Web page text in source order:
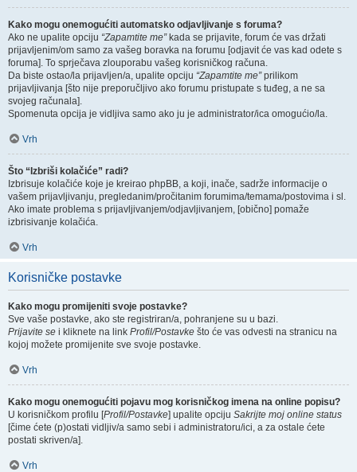
Kako mogu onemogućiti automatsko odjavljivanje s foruma?
Ako ne upalite opciju “Zapamtite me”kada se prijavite, forum će vas držati
prijavljenim/om samo za vašeg boravka na forumu [odjavit će vas kad odete s
foruma]. To sprječava zlouporabu vašeg korisničkog računa.
Da biste ostao/la prijavljen/a, upalite opciju “Zapamtite me”prilikom
prijavljivanja [što nije preporučljivo ako forumu pristupate s tuđeg, a ne sa
svojeg računala].
Spomenuta opcija je vidljiva samo ako ju je administrator/ica omogućio/la.
Vrh
Što “Izbriši kolačiće” radi?
Izbrisuje kolačiće koje je kreirao phpBB, a koji, inače, sadrže informacije o
vašem prijavljivanju, pregledanim/pročitanim forumima/temama/postovima i sl.
Ako imate problema s prijavljivanjem/odjavljivanjem, [obično] pomaže
izbrisivanje kolačića.
Vrh
Korisničke postavke
Kako mogu promijeniti svoje postavke?
Sve vaše postavke, ako ste registriran/a, pohranjene su u bazi.
Prijavite se i kliknete na link Profil/Postavke što će vas odvesti na stranicu na
kojoj možete promijenite sve svoje postavke.
Vrh
Kako mogu onemogućiti pojavu mog korisničkog imena na online popisu?
U korisničkom profilu [Profil/Postavke] upalite opciju Sakrijte moj online status
[čime ćete (p)ostati vidljiv/a samo sebi i administratoru/ici, a za ostale ćete
postati skriven/a].
Vrh